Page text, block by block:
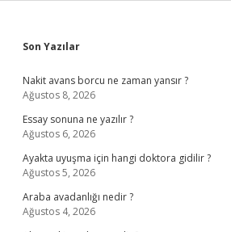
Sidebar
Son Yazılar
Nakit avans borcu ne zaman yansır ?
Ağustos 8, 2026
Essay sonuna ne yazılır ?
Ağustos 6, 2026
Ayakta uyuşma için hangi doktora gidilir ?
Ağustos 5, 2026
Araba avadanlığı nedir ?
Ağustos 4, 2026